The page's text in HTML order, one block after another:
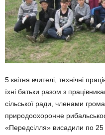
5 квітня вчителі, технічні
їхні батьки разом з
сільської ради, членами
природоохоронне
«Передсілля» висадили по